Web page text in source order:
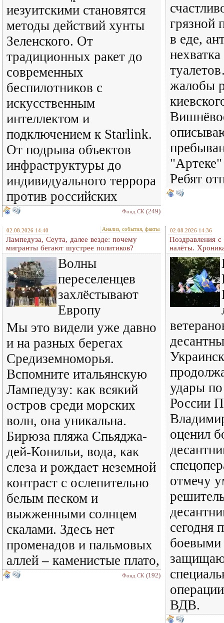
иезуитскими становятся
методы действий хунты
Зеленского. От
традиционных ракет до
современных
беспилотников с
искусственным
интеллектом и
подключением к Starlink.
От подрыва объектов
инфраструктуры до
индивидуального террора
против российских
Фонд СК (249)
грязной
в еде,
жалобы
"Артеке"
Ребят
02.08.2026 14:40 Анализ, события, факты
Лампедуза, Сеута, далее везде: почему
мигранты бегают шустрее политиков?
Волны
переселенцев
захлёстывают
Европу
Мы это видели уже давно
и на разных берегах
Средиземноморья.
Вспомните итальянскую
Лампедузу: как всякий
остров среди морских
волн, она уникальна.
Бирюза пляжа Спьяджа-
дей-Конильи, вода, как
слеза и рождает неземной
контраст с ослепительно
белым песком и
выжженными солнцем
скалами. Здесь нет
променадов и пальмовых
аллей – каменистые плато,
Фонд СК (192)
02.08.2026 14:36
Поздравления
налёты.
удары
России
оценил
отмечу
сегодня
ВДВ.